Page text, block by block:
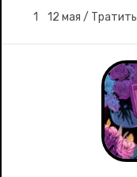
1 12 мая / Тратить